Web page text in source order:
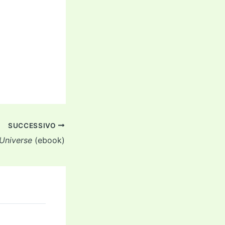
SUCCESSIVO
(ebook)